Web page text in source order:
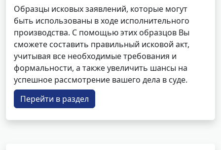
Образцы исковых заявлений, которые могут
быть использованы в ходе исполнительного
производства. С помощью этих образцов Вы
сможете составить правильный исковой акт,
учитывая все необходимые требования и
формальности, а также увеличить шансы на
успешное рассмотрение вашего дела в суде.
Перейти в раздел